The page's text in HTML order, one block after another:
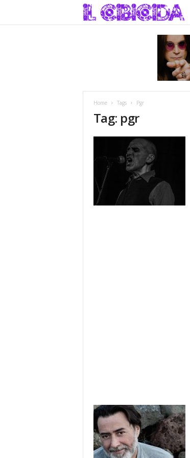
Home Tags Pgr
Tag: pgr